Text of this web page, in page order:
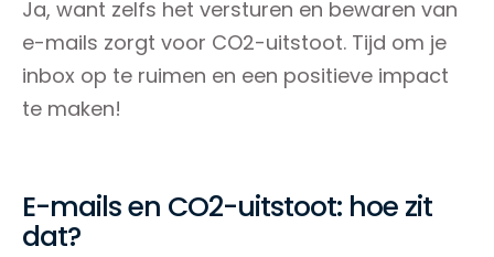
Ja, want zelfs het versturen en bewaren van
e-mails zorgt voor CO2-uitstoot. Tijd om je
inbox op te ruimen en een positieve impact
te maken!
E-mails en CO2-uitstoot: hoe zit
dat?